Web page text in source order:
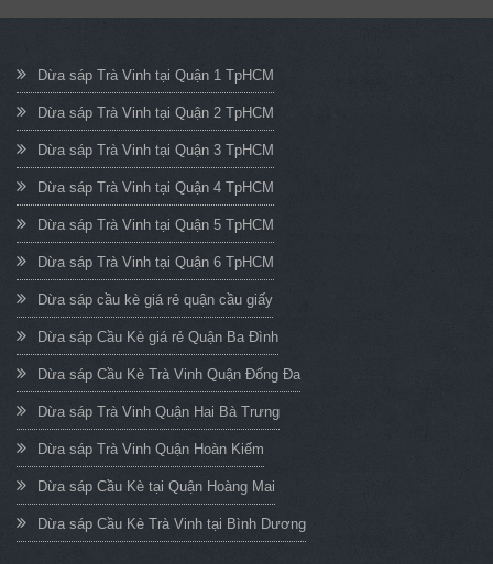
Dừa sáp Trà Vinh tại Quận 1 TpHCM
Dừa sáp Trà Vinh tại Quận 2 TpHCM
Dừa sáp Trà Vinh tại Quận 3 TpHCM
Dừa sáp Trà Vinh tại Quận 4 TpHCM
Dừa sáp Trà Vinh tại Quận 5 TpHCM
Dừa sáp Trà Vinh tại Quận 6 TpHCM
Dừa sáp cầu kè giá rẻ quận cầu giấy
Dừa sáp Cầu Kè giá rẻ Quận Ba Đình
Dừa sáp Cầu Kè Trà Vinh Quận Đống Đa
Dừa sáp Trà Vinh Quận Hai Bà Trưng
Dừa sáp Trà Vinh Quận Hoàn Kiếm
Dừa sáp Cầu Kè tại Quận Hoàng Mai
Dừa sáp Cầu Kè Trà Vinh tại Bình Dương